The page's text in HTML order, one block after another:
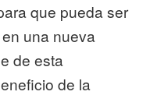
que pueda ser
una nueva
de esta
de la